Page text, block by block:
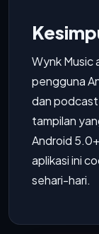
Wynk Music
pengguna
dan podcast
tampilan
Android
aplikasi ini
sehari-hari.